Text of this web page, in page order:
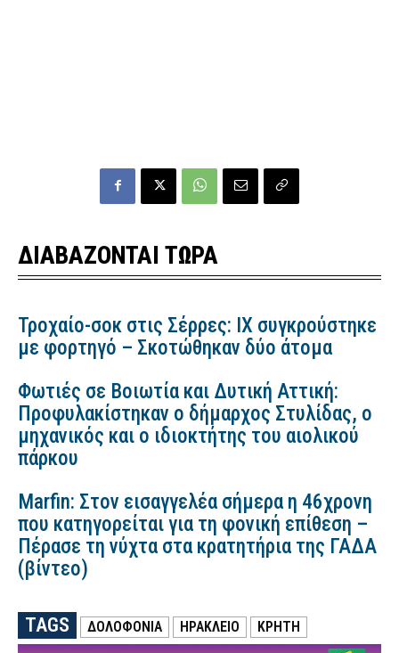
ΔΙΑΒΑΖΟΝΤΑΙ ΤΩΡΑ
Τροχαίο-σοκ στις Σέρρες: ΙΧ συγκρούστηκε
με φορτηγό – Σκοτώθηκαν δύο άτομα
Φωτιές σε Βοιωτία και Δυτική Αττική:
Προφυλακίστηκαν ο δήμαρχος Στυλίδας, ο
μηχανικός και ο ιδιοκτήτης του αιολικού
πάρκου
Marfin: Στον εισαγγελέα σήμερα η 46χρονη
που κατηγορείται για τη φονική επίθεση –
Πέρασε τη νύχτα στα κρατητήρια της ΓΑΔΑ
(βίντεο)
TAGS ΔΟΛΟΦΟΝΙΑ ΗΡΑΚΛΕΙΟ ΚΡΗΤΗ